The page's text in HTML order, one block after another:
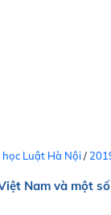
Luật Hà Nội/
Nam và một